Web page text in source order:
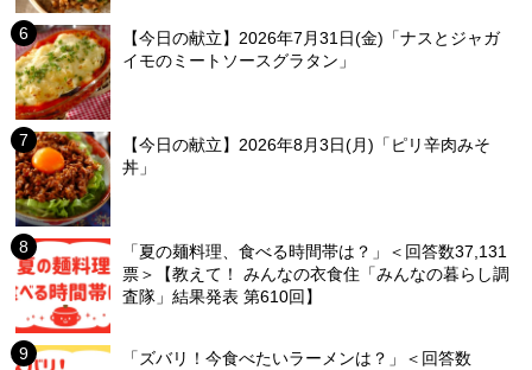
【今日の献立】2026年7月31日(金)「ナスとジャガ
イモのミートソースグラタン」
【今日の献立】2026年8月3日(月)「ピリ辛肉みそ
丼」
「夏の麺料理、食べる時間帯は？」＜回答数37,131
票＞【教えて！ みんなの衣食住「みんなの暮らし調
査隊」結果発表 第610回】
「ズバリ！今食べたいラーメンは？」＜回答数